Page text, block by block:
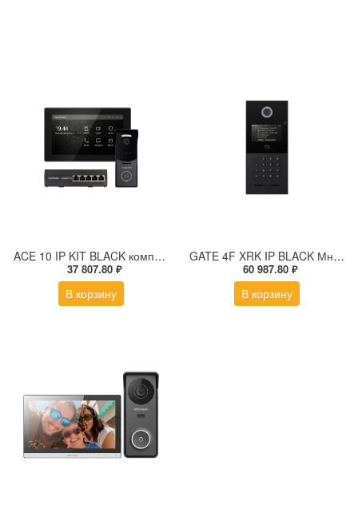
ACE 10 IP KIT BLACK комплект из IP-видеодомофона, IP-вызывной панели и PoE-коммутатора
37 807.80 ₽
В корзину
GATE 4F XRK IP BLACK Многоабонентская IP вызывная панель с дисплеем и СКУД
60 987.80 ₽
В корзину